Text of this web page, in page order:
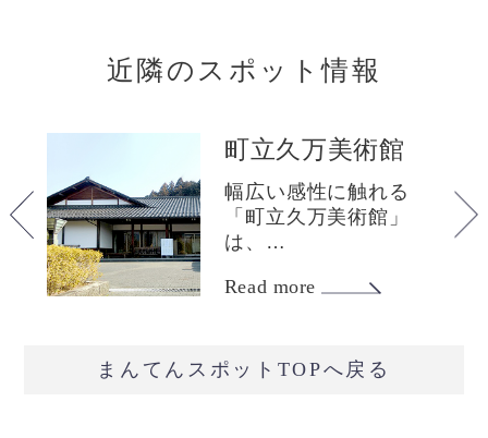
近隣のスポット情報
町立久万美術館
幅広い感性に触れる
「町立久万美術館」
は、…
Read more
まんてんスポットTOPへ戻る